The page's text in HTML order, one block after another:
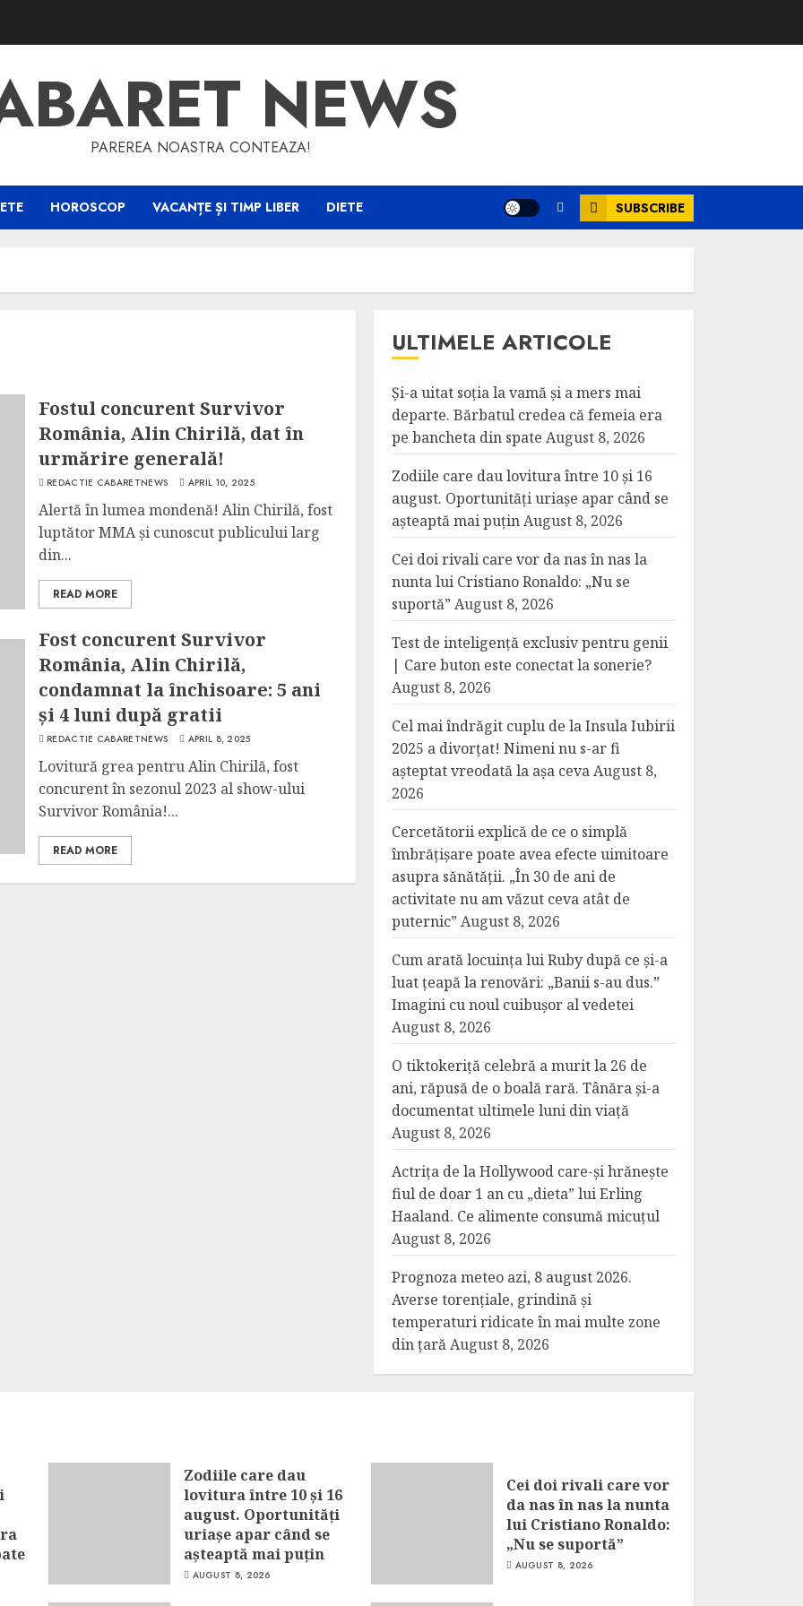
NEWS
PAREREA NOASTRA CONTEAZA!
HOROSCOP VACANȚE ȘI TIMP LIBER DIETE SUBSCRIBE
Fostul concurent Survivor
România, Alin Chirilă, dat în
urmărire generală!
REDACTIE CABARETNEWS APRIL 10, 2025
Alertă în lumea mondenă! Alin Chirilă, fost
luptător MMA și cunoscut publicului larg
din...
READ MORE
Fost concurent Survivor
România, Alin Chirilă,
condamnat la închisoare: 5 ani
și 4 luni după gratii
REDACTIE CABARETNEWS APRIL 8, 2025
Lovitură grea pentru Alin Chirilă, fost
concurent în sezonul 2023 al show-ului
Survivor România!...
READ MORE
ULTIMELE ARTICOLE
Și-a uitat soția la vamă și a mers mai
departe. Bărbatul credea că femeia era
pe bancheta din spate August 8, 2026
Zodiile care dau lovitura între 10 și 16
august. Oportunități uriașe apar când se
așteaptă mai puținAugust 8, 2026
Cei doi rivali care vor da nas în nas la
nunta lui Cristiano Ronaldo: „Nu se
suportă” August 8, 2026
Test de inteligență exclusiv pentru genii
| Care buton este conectat la sonerie?
August 8, 2026
Cel mai îndrăgit cuplu de la Insula Iubirii
2025 a divorțat! Nimeni nu s-ar fi
așteptat vreodată la așa cevaAugust 8,
2026
Cercetătorii explică de ce o simplă
îmbrățișare poate avea efecte uimitoare
asupra sănătății. „În 30 de ani de
activitate nu am văzut ceva atât de
puternic” August 8, 2026
Cum arată locuința lui Ruby după ce și-a
luat țeapă la renovări: „Banii s-au dus.”
Imagini cu noul cuibușor al vedetei
August 8, 2026
O tiktokeriță celebră a murit la 26 de
ani, răpusă de o boală rară. Tânăra și-a
documentat ultimele luni din viață
August 8, 2026
Actrița de la Hollywood care-și hrănește
fiul de doar 1 an cu „dieta” lui Erling
Haaland. Ce alimente consumă micuțul
August 8, 2026
Prognoza meteo azi, 8 august 2026.
Averse torențiale, grindină și
temperaturi ridicate în mai multe zone
din țarăAugust 8, 2026
Zodiile care dau
lovitura între 10 și 16
august. Oportunități
uriașe apar când se
așteaptă mai puțin
AUGUST 8, 2026
Cei doi rivali care vor
da nas în nas la nunta
lui Cristiano Ronaldo:
„Nu se suportă”
AUGUST 8, 2026